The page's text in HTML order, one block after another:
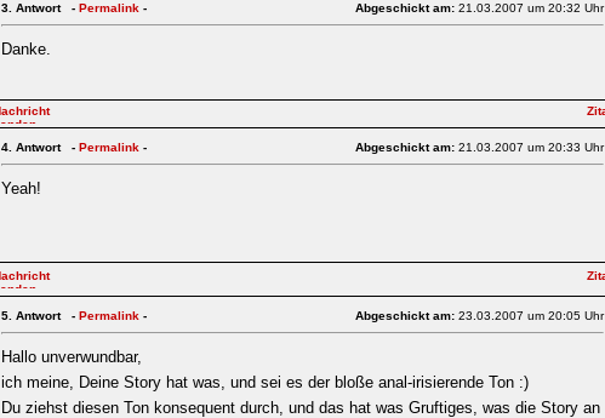
3. Antwort - Permalink - Abgeschickt am: 21.03.2007 um 20:32 Uhr
Danke.
4. Antwort - Permalink - Abgeschickt am: 21.03.2007 um 20:33 Uhr
Yeah!
5. Antwort - Permalink - Abgeschickt am: 23.03.2007 um 20:05 Uhr
Hallo unverwundbar,
ich meine, Deine Story hat was, und sei es der bloße anal-irisierende Ton :)
Du ziehst diesen Ton konsequent durch, und das hat was Gruftiges, was die Story an